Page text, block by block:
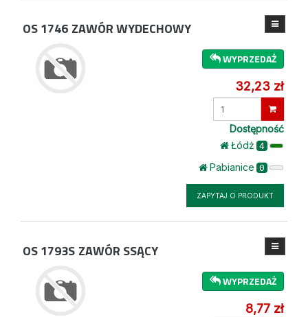
OS 1746 ZAWÓR WYDECHOWY
WYPRZEDAŻ
32,23 zł
Dostępność
Łódż 4
Pabianice 0
ZAPYTAJ O PRODUKT
OS 1793S ZAWÓR SSĄCY
WYPRZEDAŻ
8,77 zł